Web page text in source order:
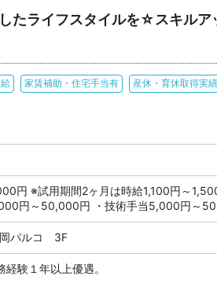
たライフスタイルを☆スキルア
家賃補助・住宅手当有 産休・育休取得実
円 ※試用期間2ヶ月は時給1,100円～
円～50,000円 ・技術手当5,000円～
パルコ 3F
験１年以上優遇。